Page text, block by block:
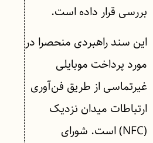
بررسی قرار داده است.
این سند راهبردی منحصرا در
مورد پرداخت موبایلی
غیرتماسی از طریق فن‌آوری
ارتباطات میدان نزدیک
(NFC) است. شورای